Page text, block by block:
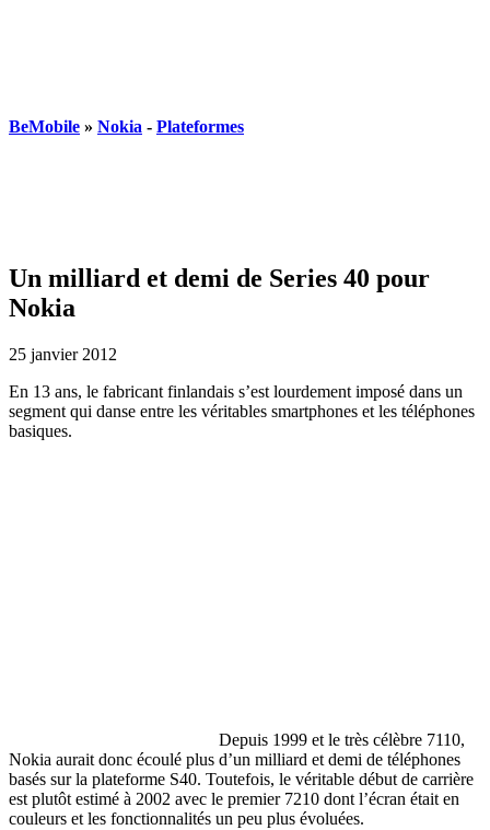
BeMobile » Nokia - Plateformes
Un milliard et demi de Series 40 pour
Nokia
25 janvier 2012
En 13 ans, le fabricant finlandais s’est lourdement imposé dans un
segment qui danse entre les véritables smartphones et les téléphones
basiques.
Depuis 1999 et le très célèbre 7110,
Nokia aurait donc écoulé plus d’un milliard et demi de téléphones
basés sur la plateforme S40. Toutefois, le véritable début de carrière
est plutôt estimé à 2002 avec le premier 7210 dont l’écran était en
couleurs et les fonctionnalités un peu plus évoluées.